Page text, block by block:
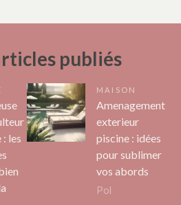
publiés
les
MAISON
Amenagement
exterieur
piscine : idées
pour sublimer
vos abords
Pol